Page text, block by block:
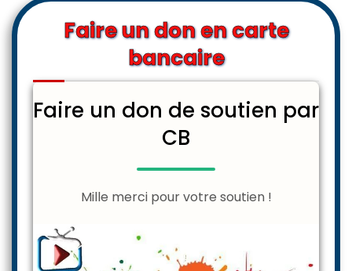
Faire un don en carte
bancaire
Faire un don de soutien par
CB
Mille merci pour votre soutien !